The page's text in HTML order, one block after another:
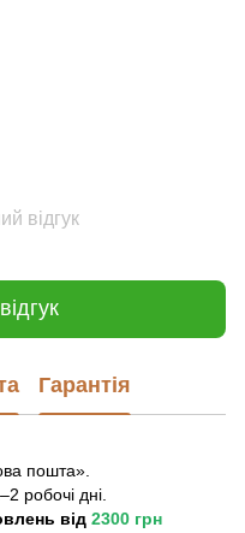
відгук
Гарантія
пошта».
робочі дні.
від 2300 грн